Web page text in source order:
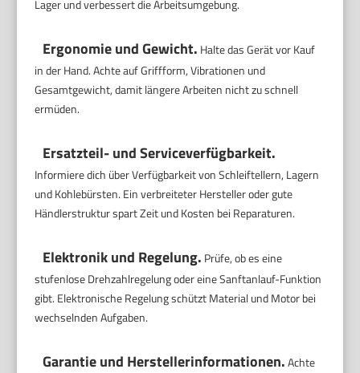
Lager und verbessert die Arbeitsumgebung.
Ergonomie und Gewicht. Halte das Gerät vor Kauf
in der Hand. Achte auf Griffform, Vibrationen und
Gesamtgewicht, damit längere Arbeiten nicht zu schnell
ermüden.
Ersatzteil- und Serviceverfügbarkeit.
Informiere dich über Verfügbarkeit von Schleiftellern, Lagern
und Kohlebürsten. Ein verbreiteter Hersteller oder gute
Händlerstruktur spart Zeit und Kosten bei Reparaturen.
Elektronik und Regelung. Prüfe, ob es eine
stufenlose Drehzahlregelung oder eine Sanftanlauf-Funktion
gibt. Elektronische Regelung schützt Material und Motor bei
wechselnden Aufgaben.
Garantie und Herstellerinformationen.Achte